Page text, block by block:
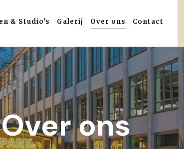
& Studio's Galerij Over ons Contact
Over ons